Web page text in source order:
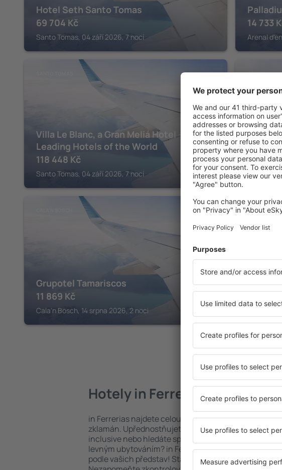
Hotel Seth Santo Tomas
69 704 Kč
Santo Tomas, 04 září 2026, 7 nocí
14 733
Arenal
Villa Le Blanc, a Gran Meliá Hotel - The
Leading Hotels of the World
118 448 Kč
Santo Tomas, 04 září 2026, 7 nocí
SON BOU
15 816
Son Bou,
Grupotel Tamariscos
11 869 Kč
Cala'n Bosch, 14 srpna 2026, 2 noci
CALA'N
Cala'n
Hotely in Ferrerias
in Ferrerias najdete celou řadu hotelů. Žádný
zklamán. Upřednostňujete hotel na vysoké úrovni a
inclusive nebo hledáte spíše místa s poklidnou
levným ubytováním? in Ferrerias na vás čeká
podle vašich představ! Stačí zvolit polohu a